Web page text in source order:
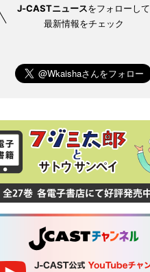
J-CASTニュースをフォローして
最新情報をチェック